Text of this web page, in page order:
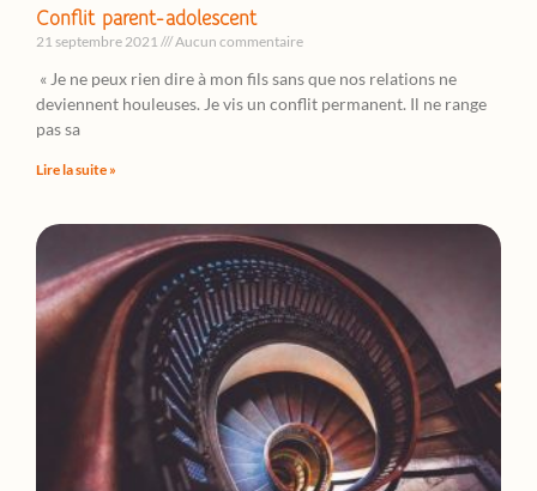
Conflit parent-adolescent
21 septembre 2021 Aucun commentaire
« Je ne peux rien dire à mon fils sans que nos relations ne
deviennent houleuses. Je vis un conflit permanent. Il ne range
pas sa
Lire la suite »